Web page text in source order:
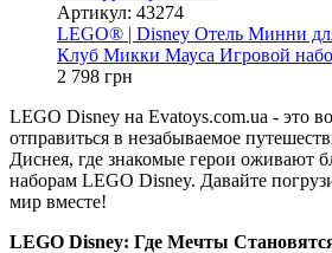
Артикул: 43274
LEGO® | Disney Отель Минни
Клуб Микки Мауса Игровой
2 798 грн
LEGO Disney на Evatoys.com.ua - это
отправиться в незабываемое
Диснея, где знакомые герои оживают
наборам LEGO Disney. Давайте
мир вместе!
LEGO Disney: Где Мечты